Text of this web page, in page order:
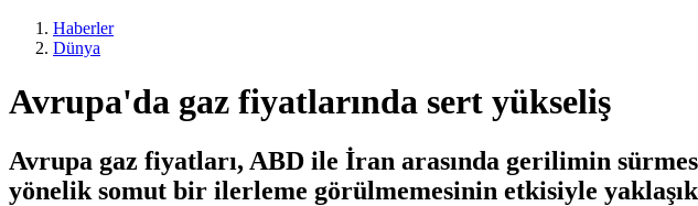
Haberler
Dünya
Avrupa'da gaz fiyatlarında sert yükseliş
Avrupa gaz fiyatları, ABD ile İran arasında gerilimin
yönelik somut bir ilerleme görülmemesinin etkisiyle